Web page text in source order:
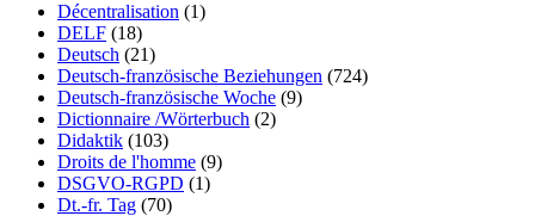
Décentralisation (1)
DELF (18)
Deutsch (21)
Deutsch-französische Beziehungen (724)
Deutsch-französische Woche (9)
Dictionnaire /Wörterbuch (2)
Didaktik (103)
Droits de l'homme (9)
DSGVO-RGPD (1)
Dt.-fr. Tag (70)